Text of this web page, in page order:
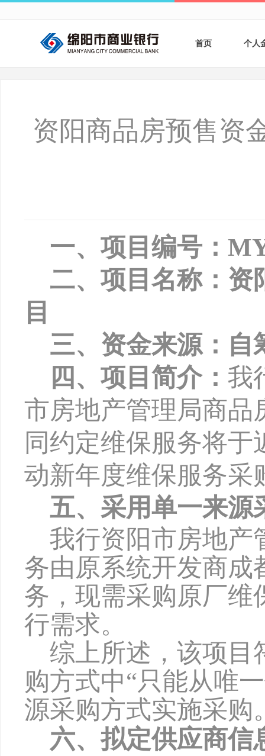
首页 个人
银
资阳商品房预售资
一、项目编号：
二、项目名称：资
目
三、资金来源：自
四、项目简介： 我
市房地产管理局商品
同约定维保服务将
动新年度维保服务采
五、采用单一来源
我行资阳市房地产
务由原系统开发商成
务，现需采购原厂维
行需求。
综上所述，该项目
购方式中“只能从唯
源采购方式实施采购
六、拟定供应商信